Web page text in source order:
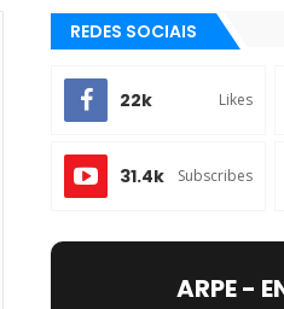
REDES SOCIAIS
22k Likes
31.4k Subscribes
ARPE -